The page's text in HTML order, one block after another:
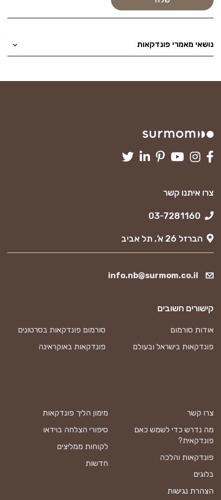
נושאי מאמרי פונדקאות
צרו איתנו קשר
הברזל 26 א’, תל אביב
info.nb@surmom.co.il
צרו קשר
מה נדרש כדי לשמש כאם
פונדקאית?
פונדקאות והלכה
בלוגים
הצהרת נגישות
מימון הליך פונדקאות
סיפורי הצלחה בוידאו
לקוחות ממליצים
חדשות
קישורים חשובים
אודות סורמום
סורמום פונדקאות בסרטונים
פונדקאות בישראל ובעולם
פונדקאות באוקראינה